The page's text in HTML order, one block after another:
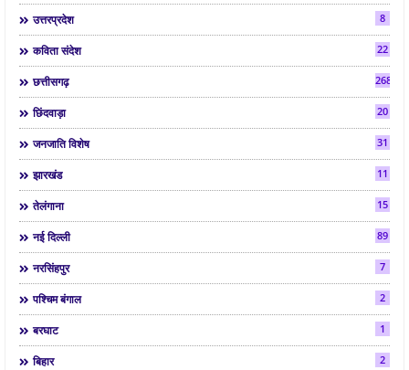
उत्तरप्रदेश 8
कविता संदेश 22
छत्तीसगढ़ 268
छिंदवाड़ा 20
जनजाति विशेष 31
झारखंड 11
तेलंगाना 15
नई दिल्ली 89
नरसिंहपुर 7
पश्चिम बंगाल 2
बरघाट 1
बिहार 2